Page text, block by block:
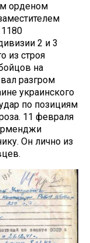
орденом
2 и 3
из строя
на
разгром
украинского
по позициям
11 февраля
Он лично из